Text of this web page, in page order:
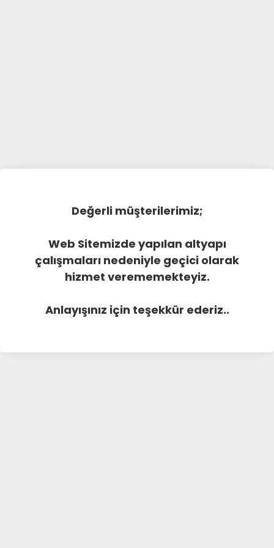
Değerli müşterilerimiz;
Web Sitemizde yapılan altyapı
çalışmaları nedeniyle geçici olarak
hizmet verememekteyiz.
Anlayışınız için teşekkür ederiz..